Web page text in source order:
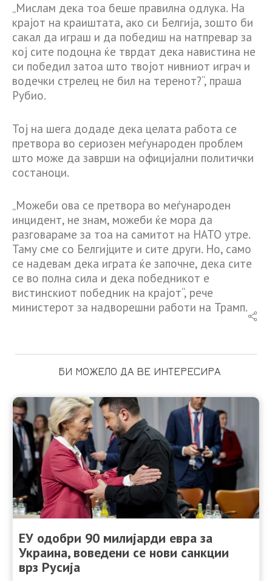
„Мислам дека тоа беше правилна одлука. На
крајот на краиштата, ако си Белгија, зошто би
сакал да играш и да победиш на натпревар за
кој сите подоцна ќе тврдат дека навистина не
си победил затоа што твојот нивниот играч и
водечки стрелец не бил на теренот?“, праша
Рубио.
Тој на шега додаде дека целата работа се
претвора во сериозен меѓународен проблем
што може да заврши на официјални политички
состаноци.
„Можеби ова се претвора во меѓународен
инцидент, не знам, можеби ќе мора да
разговараме за тоа на самитот на НАТО утре.
Таму сме со Белгијците и сите други. Но, само
се надевам дека играта ќе започне, дека сите
се во полна сила и дека победникот е
вистинскиот победник на крајот“, рече
министерот за надворешни работи на Трамп.
БИ МОЖЕЛО ДА ВЕ ИНТЕРЕСИРА
ЕУ одобри 90 милијарди евра за
Украина, воведени се нови санкции
врз Русија